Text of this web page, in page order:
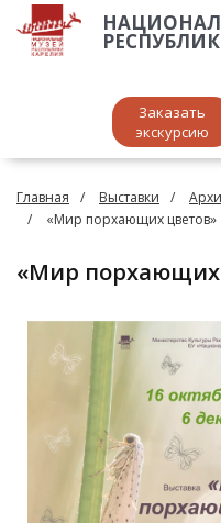
Заказать
экскурсию
Главная Выставки
«Мир порхающих цветов»
«Мир